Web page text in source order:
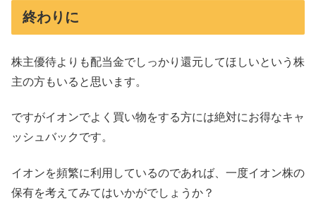
終わりに
株主優待よりも配当金でしっかり還元してほしいという株
主の方もいると思います。
ですがイオンでよく買い物をする方には絶対にお得なキャ
ッシュバックです。
イオンを頻繁に利用しているのであれば、一度イオン株の
保有を考えてみてはいかがでしょうか？